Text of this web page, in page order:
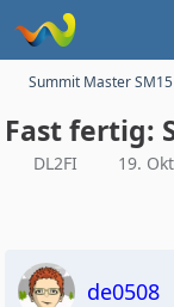
Summit Master SM15
Fast fertig:
DL2FI 19.
de0508